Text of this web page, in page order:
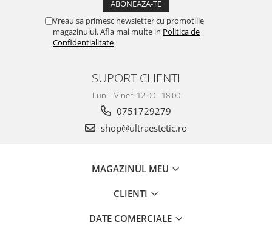
Vreau sa primesc newsletter cu promotiile
magazinului. Afla mai multe in Politica de
Confidentialitate
SUPORT CLIENTI
Luni - Vineri 12:00 - 18:00
0751729279
shop@ultraestetic.ro
MAGAZINUL MEU
CLIENTI
DATE COMERCIALE